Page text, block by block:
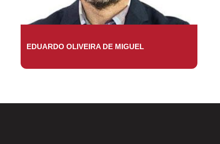
EDUARDO OLIVEIRA DE MIGUEL